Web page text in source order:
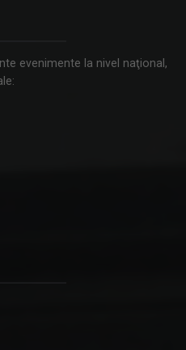
evenimente la nivel naţional,